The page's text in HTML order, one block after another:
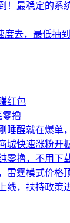
！最稳定的系
度去，最低抽
红包
零撸
睡醒就在爆单
城快速涨粉开
零撸，不用下
雷霆模式价格
线，扶持政策